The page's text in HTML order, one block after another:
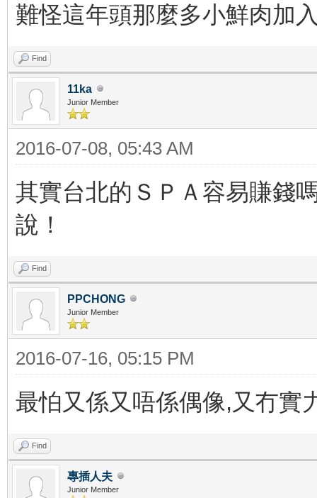
難怪這年頭那麼多小鮮肉加
Find
11ka
Junior Member
2016-07-08, 05:43 AM
其實台北的ＳＰＡ容易賺錢
說！
Find
PPCHONG
Junior Member
2016-07-16, 05:15 PM
最怕又係又唔係偶像,又冇實
Find
專插人夫
Junior Member